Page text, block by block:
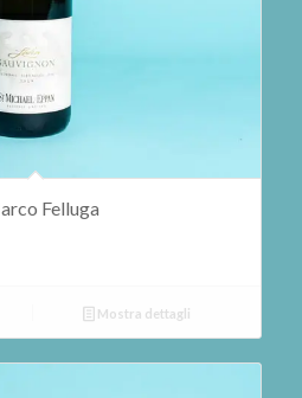
Felluga
Mostra dettagli